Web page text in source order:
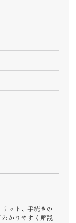
ット、手続きの
かりやすく解説